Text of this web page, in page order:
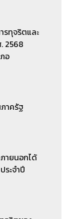
รทุจริตและ
2568
อ
าครัฐ
ายนอกได้
ระจำปี